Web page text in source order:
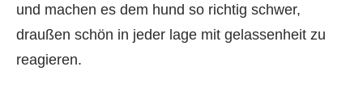
und machen es dem hund so richtig schwer,
draußen schön in jeder lage mit gelassenheit zu
reagieren.